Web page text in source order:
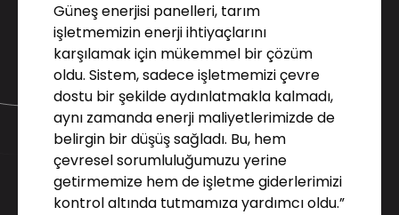
Güneş enerjisi panelleri, tarım
işletmemizin enerji ihtiyaçlarını
karşılamak için mükemmel bir çözüm
oldu. Sistem, sadece işletmemizi çevre
dostu bir şekilde aydınlatmakla kalmadı,
aynı zamanda enerji maliyetlerimizde de
belirgin bir düşüş sağladı. Bu, hem
çevresel sorumluluğumuzu yerine
getirmemize hem de işletme giderlerimizi
kontrol altında tutmamıza yardımcı oldu.”